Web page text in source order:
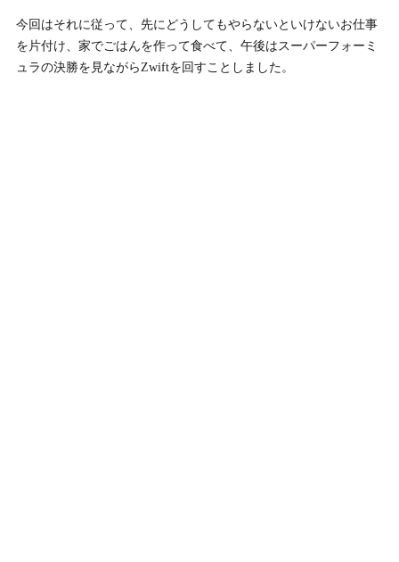
今回はそれに従って、先にどうしてもやらないといけないお仕事
を片付け、家でごはんを作って食べて、午後はスーパーフォーミ
ュラの決勝を見ながらZwiftを回すことしました。